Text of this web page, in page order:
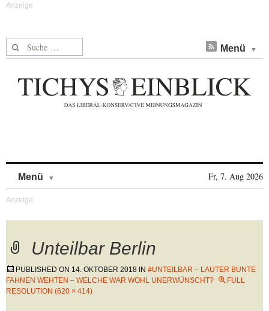
Suche nach: Menü
Menü Fr, 7. Aug 2026
Unteilbar Berlin
PUBLISHED ON 14. OKTOBER 2018 IN #UNTEILBAR – LAUTER BUNTE
FAHNEN WEHTEN – WELCHE WAR WOHL UNERWÜNSCHT?
FULL
RESOLUTION (620 × 414)